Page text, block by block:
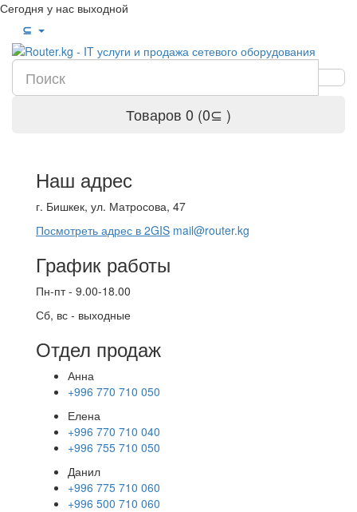
Сегодня у нас выходной
⊆
Товаров 0 (0⊆ )
Наш адрес
г. Бишкек, ул. Матросова, 47
Посмотреть адрес в 2GIS mail@router.kg
График работы
Пн-пт - 9.00-18.00
Сб, вс - выходные
Отдел продаж
Анна
+996 770 710 050
Елена
+996 770 710 040
+996 755 710 050
Данил
+996 775 710 060
+996 500 710 060